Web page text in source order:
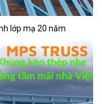
lớp mạ 20 năm